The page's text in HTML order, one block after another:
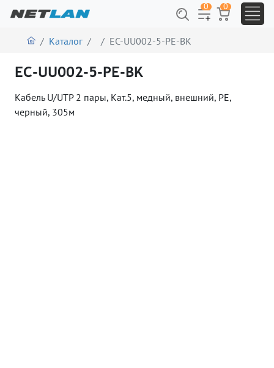
0 0
Каталог EC-UU002-5-PE-BK
EC-UU002-5-PE-BK
Кабель U/UTP 2 пары, Кат.5, медный, внешний, PE,
черный, 305м